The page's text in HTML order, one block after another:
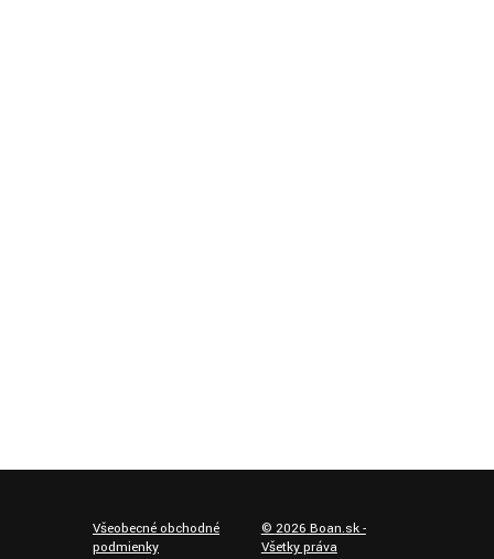
Všeobecné obchodné
podmienky
© 2026 Boan.sk -
Všetky práva